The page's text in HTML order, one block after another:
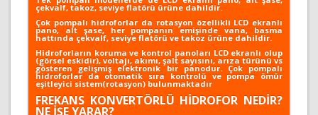
çekvalf, takoz, seviye flatörü ürüne dahildir.
Çok pompalı hidroforlar da rotasyon özellikli LCD ekranlı
pano, alt şase, her pompanın emişinde vana, basma
hattında çekvalf, seviye flatörü ve takoz ürüne dahildir.
Hidroforların koruma ve kontrol panoları LCD ekranlı olup
(görsel eskidir), voltajı, akımı, şalt sayısını, arıza türünü vs
gösteren gelişmiş elektronik bir panodur. Çok pompalı
hidroforlar da otomatik sıra kontrolü ve pompa ömür
eşitleyici sistem(rotasyon) bulunmaktadır
FREKANS KONVERTÖRLÜ HİDROFOR NEDİR?
NE İŞE YARAR?